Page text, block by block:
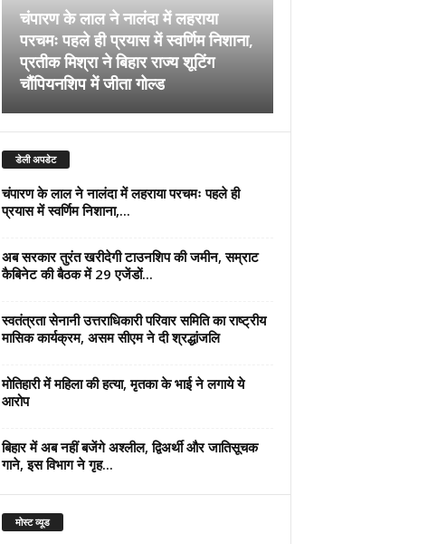
चंपारण के लाल ने नालंदा में लहराया
परचमः पहले ही प्रयास में स्वर्णिम निशाना,
प्रतीक मिश्रा ने बिहार राज्य शूटिंग
चौंपियनशिप में जीता गोल्ड
डेली अपडेट
चंपारण के लाल ने नालंदा में लहराया परचमः पहले ही
प्रयास में स्वर्णिम निशाना,...
अब सरकार तुरंत खरीदेगी टाउनशिप की जमीन, सम्राट
कैबिनेट की बैठक में 29 एजेंडों...
स्वतंत्रता सेनानी उत्तराधिकारी परिवार समिति का राष्ट्रीय
मासिक कार्यक्रम, असम सीएम ने दी श्रद्धांजलि
मोतिहारी में महिला की हत्या, मृतका के भाई ने लगाये ये
आरोप
बिहार में अब नहीं बजेंगे अश्लील, द्विअर्थी और जातिसूचक
गाने, इस विभाग ने गृह...
मोस्ट व्यूड